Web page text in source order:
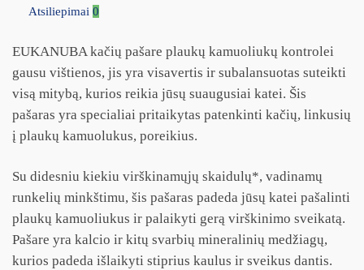
Atsiliepimai 0
EUKANUBA kačių pašare plaukų kamuoliukų kontrolei
gausu vištienos, jis yra visavertis ir subalansuotas suteikti
visą mitybą, kurios reikia jūsų suaugusiai katei. Šis
pašaras yra specialiai pritaikytas patenkinti kačių, linkusių
į plaukų kamuolukus, poreikius.
Su didesniu kiekiu virškinamųjų skaidulų*, vadinamų
runkelių minkštimu, šis pašaras padeda jūsų katei pašalinti
plaukų kamuoliukus ir palaikyti gerą virškinimo sveikatą.
Pašare yra kalcio ir kitų svarbių mineralinių medžiagų,
kurios padeda išlaikyti stiprius kaulus ir sveikus dantis.